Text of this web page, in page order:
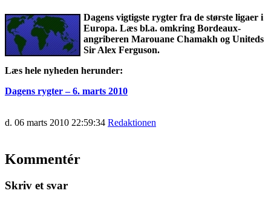
Dagens vigtigste rygter fra de største ligaer i
Europa. Læs bl.a. omkring Bordeaux-
angriberen Marouane Chamakh og Uniteds
Sir Alex Ferguson.
Læs hele nyheden herunder:
Dagens rygter – 6. marts 2010
d. 06 marts 2010 22:59:34 Redaktionen
Kommentér
Skriv et svar